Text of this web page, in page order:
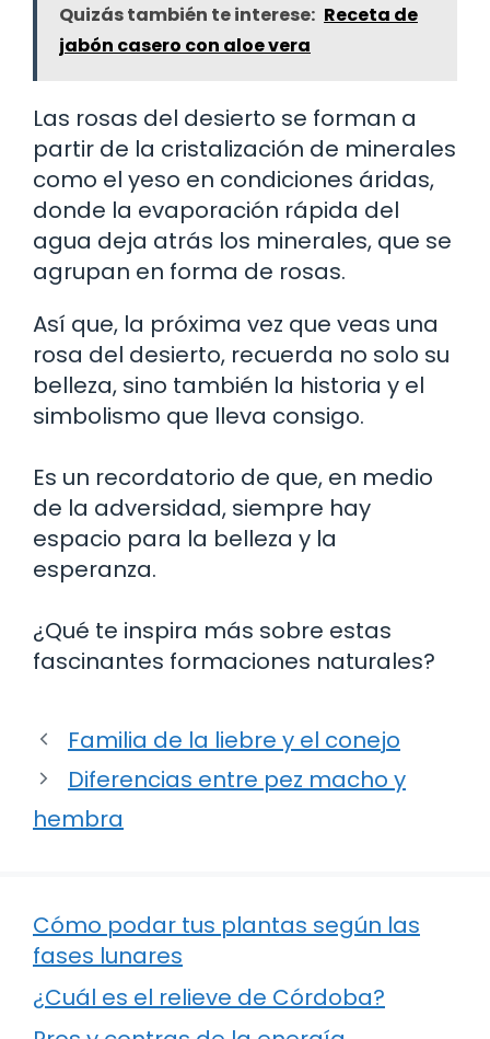
Quizás también te interese: Receta de
jabón casero con aloe vera
Las rosas del desierto se forman a
partir de la cristalización de minerales
como el yeso en condiciones áridas,
donde la evaporación rápida del
agua deja atrás los minerales, que se
agrupan en forma de rosas.
Así que, la próxima vez que veas una
rosa del desierto, recuerda no solo su
belleza, sino también la historia y el
simbolismo que lleva consigo.
Es un recordatorio de que, en medio
de la adversidad, siempre hay
espacio para la belleza y la
esperanza.
¿Qué te inspira más sobre estas
fascinantes formaciones naturales?
Familia de la liebre y el conejo
Diferencias entre pez macho y
hembra
Cómo podar tus plantas según las
fases lunares
¿Cuál es el relieve de Córdoba?